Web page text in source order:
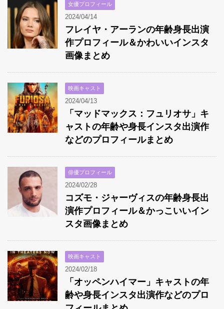
女優プロフィール
2024/04/14
フレイヤ・アーランの年齢身長出演
作プロフィール＆かわいいインスタ
画像まとめ
映画キャスト
2024/04/13
「マッドマックス：フュリオサ」キ
ャストの年齢や身長インスタ出演作
などのプロフィールまとめ
俳優プロフィール
2024/02/28
コズモ・ジャーヴィスの年齢身長出
演作プロフィール＆かっこいいイン
スタ画像まとめ
映画キャスト
2024/02/18
「オッペンハイマー」キャストの年
齢や身長インスタ出演作などのプロ